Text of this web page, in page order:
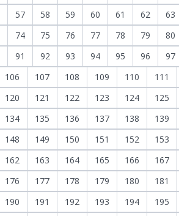
57 58 59 60 61 62 63
74 75 76 77 78 79 80
91 92 93 94 95 96 97
106 107 108 109 110 111
120 121 122 123 124 125
134 135 136 137 138 139
148 149 150 151 152 153
162 163 164 165 166 167
176 177 178 179 180 181
190 191 192 193 194 195